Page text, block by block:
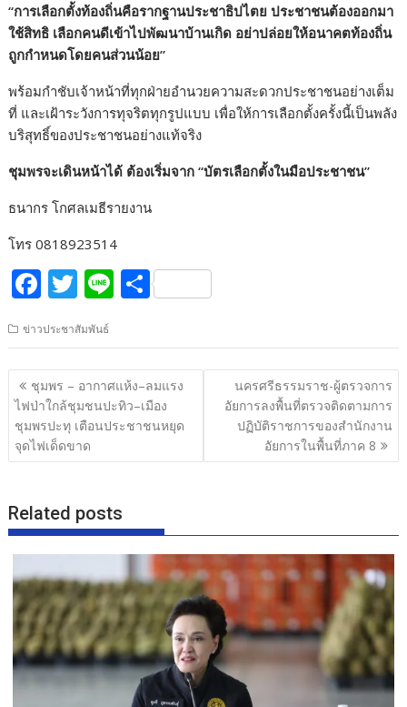
“การเลือกตั้งท้องถิ่นคือรากฐานประชาธิปไตย ประชาชนต้องออกมา
ใช้สิทธิ เลือกคนดีเข้าไปพัฒนาบ้านเกิด อย่าปล่อยให้อนาคตท้องถิ่น
ถูกกำหนดโดยคนส่วนน้อย”
พร้อมกำชับเจ้าหน้าที่ทุกฝ่ายอำนวยความสะดวกประชาชนอย่างเต็ม
ที่ และเฝ้าระวังการทุจริตทุกรูปแบบ เพื่อให้การเลือกตั้งครั้งนี้เป็นพลัง
บริสุทธิ์ของประชาชนอย่างแท้จริง
ชุมพรจะเดินหน้าได้ ต้องเริ่มจาก “บัตรเลือกตั้งในมือประชาชน”
ธนากร โกศลเมธีรายงาน
โทร 0818923514
F
e
b
o
o
k
T
itt
er
Li
e
S
ar
e
ข่าวประชาสัมพันธ์
แนะแนว
เรื่อง
ชุมพร – อากาศแห้ง–ลมแรง
ไฟป่าใกล้ชุมชนปะทิว–เมือง
ชุมพรปะทุ เตือนประชาชนหยุด
จุดไฟเด็ดขาด
นครศรีธรรมราช-ผู้ตรวจการ
อัยการลงพื้นที่ตรวจติดตามการ
ปฏิบัติราชการของสำนักงาน
อัยการในพื้นที่ภาค 8
Related posts